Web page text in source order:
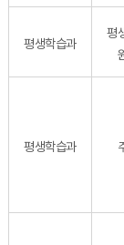
평생학습과
평
평생학습과